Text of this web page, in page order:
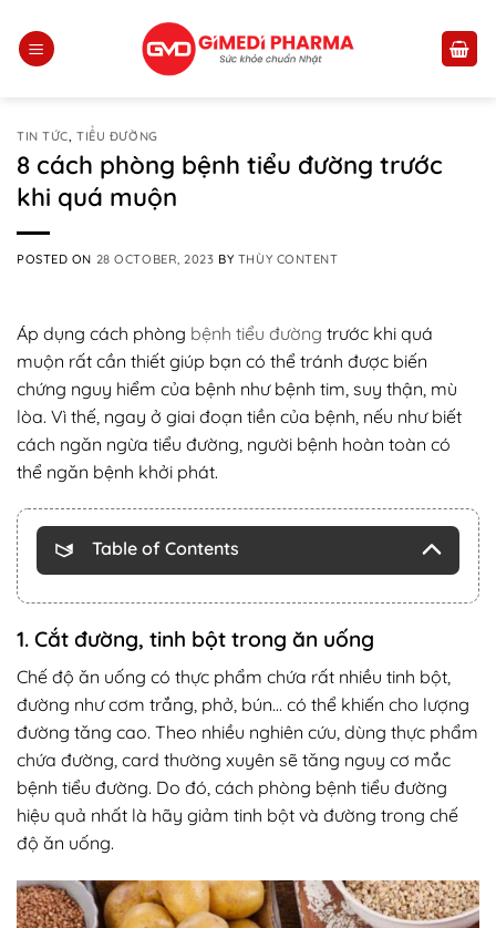
content
TIN TỨC,TIỂU ĐƯỜNG
8 cách phòng bệnh tiểu đường trước
khi quá muộn
POSTED ON 28 OCTOBER, 2023 BY THÙY CONTENT
Áp dụng cách phòng bệnh tiểu đường trước khi quá
muộn rất cần thiết giúp bạn có thể tránh được biến
chứng nguy hiểm của bệnh như bệnh tim, suy thận, mù
lòa. Vì thế, ngay ở giai đoạn tiền của bệnh, nếu như biết
cách ngăn ngừa tiểu đường, người bệnh hoàn toàn có
thể ngăn bệnh khởi phát.
Table of Contents
1. Cắt đường, tinh bột trong ăn uống
Chế độ ăn uống có thực phẩm chứa rất nhiều tinh bột,
đường như cơm trắng, phở, bún… có thể khiến cho lượng
đường tăng cao. Theo nhiều nghiên cứu, dùng thực phẩm
chứa đường, card thường xuyên sẽ tăng nguy cơ mắc
bệnh tiểu đường. Do đó, cách phòng bệnh tiểu đường
hiệu quả nhất là hãy giảm tinh bột và đường trong chế
độ ăn uống.